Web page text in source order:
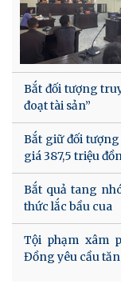
Bắt đối tượng
đoạt tài sản”
Bắt giữ đối
giá 387,5 triệu
Bắt quả tang
thức lắc bầu cua
Tội phạm xâm
Đồng yêu cầu